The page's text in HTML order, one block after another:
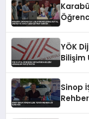
YÖK
Bilişim
Sinop